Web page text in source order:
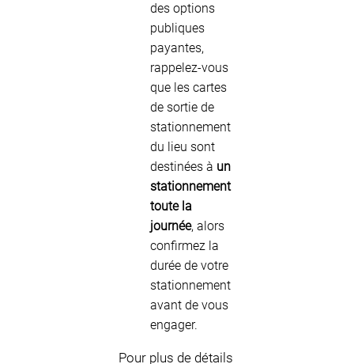
des options
publiques
payantes,
rappelez-vous
que les cartes
de sortie de
stationnement
du lieu sont
destinées à un
stationnement
toute la
journée, alors
confirmez la
durée de votre
stationnement
avant de vous
engager.
Pour plus de détails